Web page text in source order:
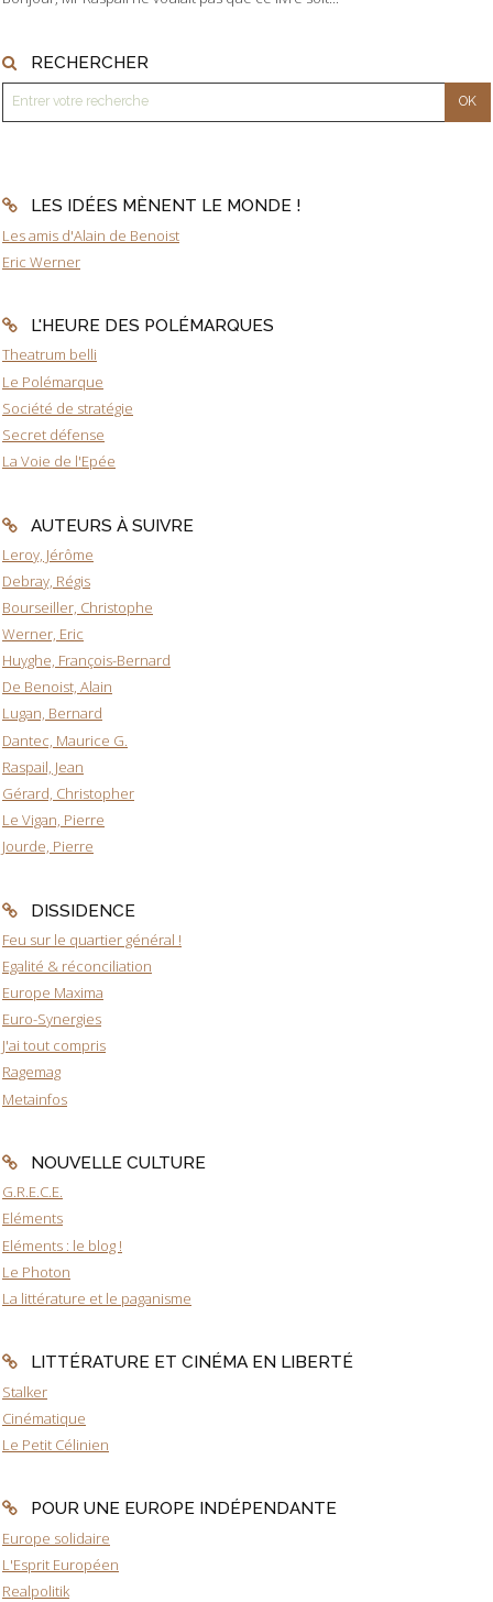
RECHERCHER
LES IDÉES MÈNENT LE MONDE !
Les amis d'Alain de Benoist
Eric Werner
L'HEURE DES POLÉMARQUES
Theatrum belli
Le Polémarque
Société de stratégie
Secret défense
La Voie de l'Epée
AUTEURS À SUIVRE
Leroy, Jérôme
Debray, Régis
Bourseiller, Christophe
Werner, Eric
Huyghe, François-Bernard
De Benoist, Alain
Lugan, Bernard
Dantec, Maurice G.
Raspail, Jean
Gérard, Christopher
Le Vigan, Pierre
Jourde, Pierre
DISSIDENCE
Feu sur le quartier général !
Egalité & réconciliation
Europe Maxima
Euro-Synergies
J'ai tout compris
Ragemag
Metainfos
NOUVELLE CULTURE
G.R.E.C.E.
Eléments
Eléments : le blog !
Le Photon
La littérature et le paganisme
LITTÉRATURE ET CINÉMA EN LIBERTÉ
Stalker
Cinématique
Le Petit Célinien
POUR UNE EUROPE INDÉPENDANTE
Europe solidaire
L'Esprit Européen
Realpolitik